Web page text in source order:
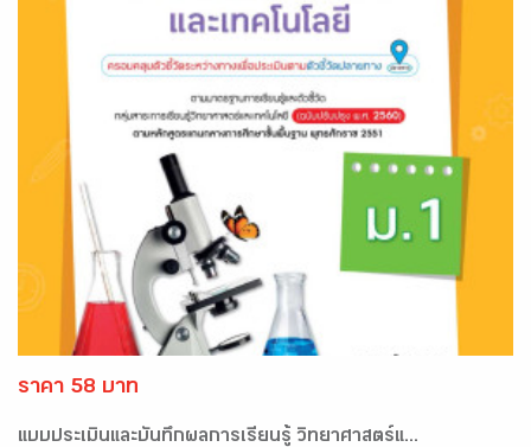
ราคา 58 บาท
แบบประเมินและบันทึกผลการเรียนรู้ วิทยาศาสตร์แ...